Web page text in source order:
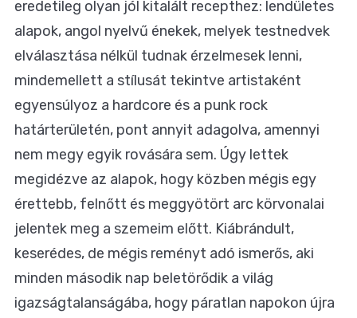
eredetileg olyan jól kitalált recepthez: lendületes
alapok, angol nyelvű énekek, melyek testnedvek
elválasztása nélkül tudnak érzelmesek lenni,
mindemellett a stílusát tekintve artistaként
egyensúlyoz a hardcore és a punk rock
határterületén, pont annyit adagolva, amennyi
nem megy egyik rovására sem. Úgy lettek
megidézve az alapok, hogy közben mégis egy
érettebb, felnőtt és meggyötört arc körvonalai
jelentek meg a szemeim előtt. Kiábrándult,
keserédes, de mégis reményt adó ismerős, aki
minden második nap beletörődik a világ
igazságtalanságába, hogy páratlan napokon újra